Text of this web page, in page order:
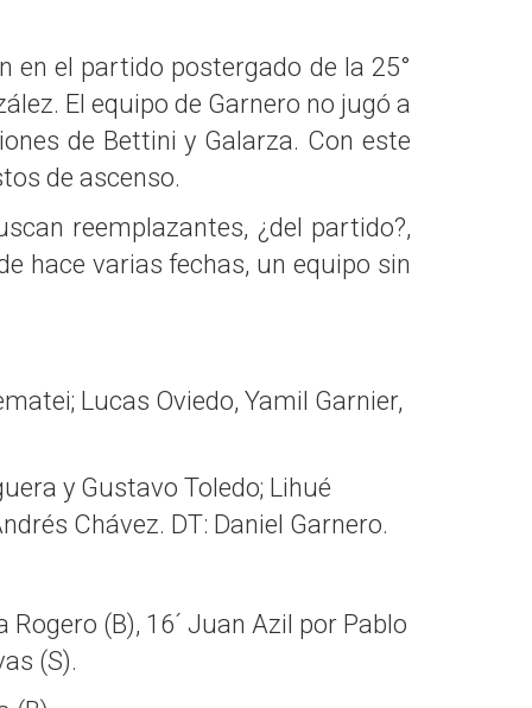
en el partido postergado de la 25°
El equipo de Garnero no jugó a
de Bettini y Galarza. Con este
de ascenso.
reemplazantes, ¿del partido?,
hace varias fechas, un equipo sin
Lucas Oviedo, Yamil Garnier,
y Gustavo Toledo; Lihué
Chávez. DT: Daniel Garnero.
(B), 16´ Juan Azil por Pablo
(S).